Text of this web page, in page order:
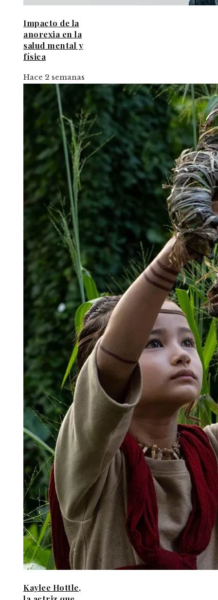
Impacto de la
anorexia en la
salud mental y
física
Hace 2 semanas
Kaylee Hottle,